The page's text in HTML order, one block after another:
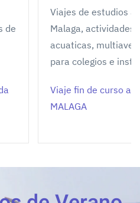
de
Viajes de estudios a
Malaga, actividades
acuaticas,
para colegios e
Viaje fin de curso a
MALAGA